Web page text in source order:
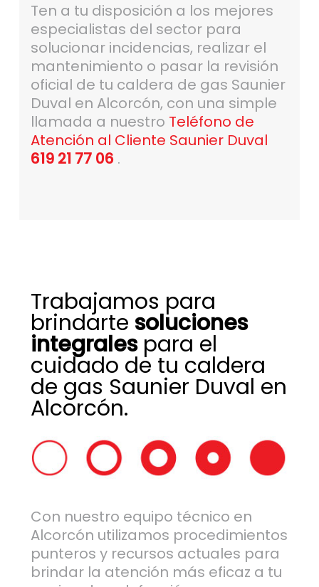
Ten a tu disposición a los mejores
especialistas del sector para
solucionar incidencias, realizar el
mantenimiento o pasar la revisión
oficial de tu caldera de gas Saunier
Duval en Alcorcón, con una simple
llamada a nuestro Teléfono de
Atención al Cliente Saunier Duval
619 21 77 06 .
Trabajamos para
brindarte soluciones
integralespara el
cuidado de tu caldera
de gas Saunier Duval en
Alcorcón.
Con nuestro equipo técnico en
Alcorcón utilizamos procedimientos
punteros y recursos actuales para
brindar la atención más eficaz a tu